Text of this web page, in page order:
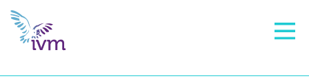
VMI
FTO voorbereiding